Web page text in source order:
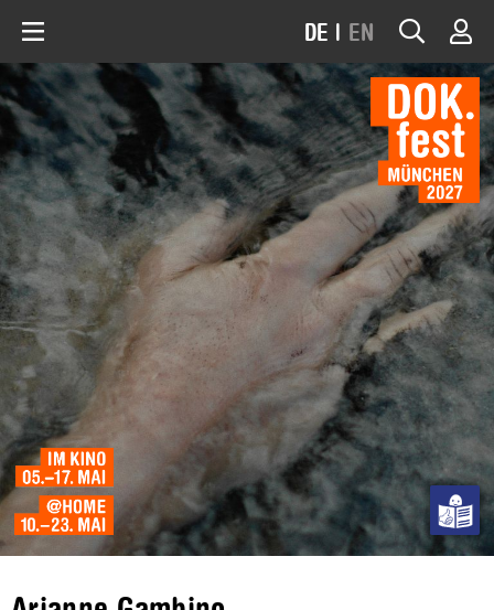
DE | EN